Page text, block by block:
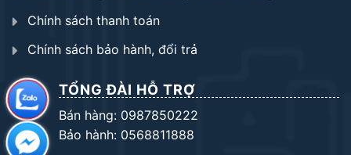
Chính sách thanh toán
Chính sách bảo hành, đổi trả
TỔNG ĐÀI HỖ TRỢ
Bán hàng: 0987850222
Bảo hành: 0568811888